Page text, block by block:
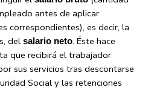
antes de aplicar
correspondientes), es decir, la
del salario neto. Éste hace
que recibirá el trabajador
sus servicios tras descontarse
Social y las retenciones